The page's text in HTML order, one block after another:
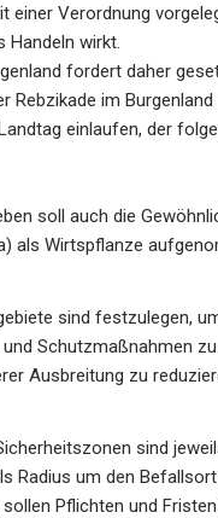
einer Verordnung
Handeln wirkt.
fordert daher
Rebzikade im
einlaufen, der
soll auch die
als Wirtspflanze
sind festzulegen,
Schutzmaßnahmen
Ausbreitung zu
sind
Radius um den
Pflichten und